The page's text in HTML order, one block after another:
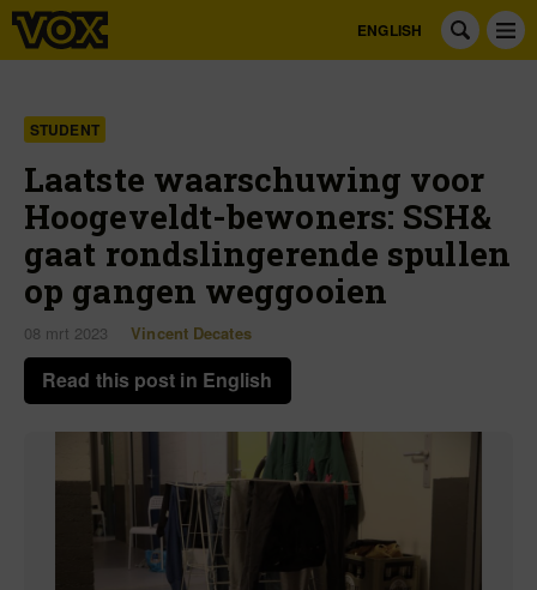
ENGLISH
STUDENT
Laatste waarschuwing voor
Hoogeveldt-bewoners: SSH&
gaat rondslingerende spullen
op gangen weggooien
08 mrt 2023 Vincent Decates
Read this post in English